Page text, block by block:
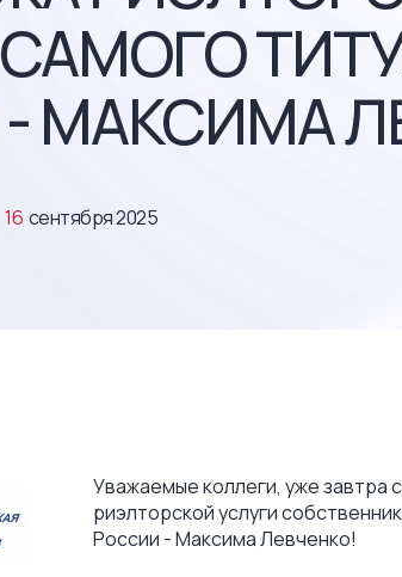
МАКСИМА
16 сентября 2025
Уважаемые коллеги, уже завтра
риэлторской услуги
России - Максима Левченко!